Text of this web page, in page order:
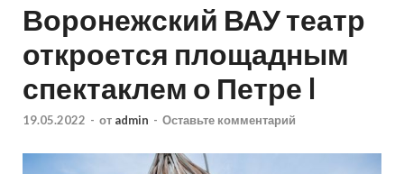
Воронежский ВАУ театр
откроется площадным
спектаклем о Петре I
19.05.2022 - от admin - Оставьте комментарий